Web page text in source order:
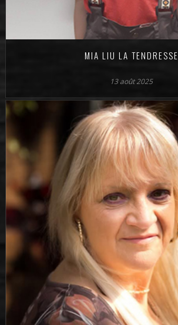
MIA LIU LA TENDRESSE
13 août 2025